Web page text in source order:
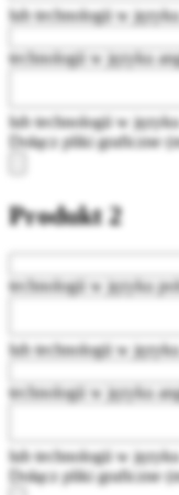
lub technologii w
technologii w języku
lub technologii w
Dołącz pliki graficzne
Produkt 2
technologii w języku
lub technologii w
technologii w języku
lub technologii w
Dołącz pliki graficzne